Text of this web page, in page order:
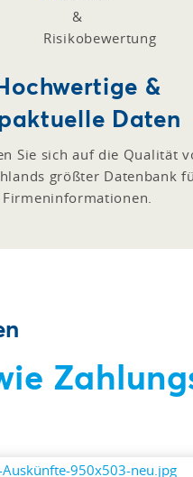
&
Daten
Sie sich auf die Qualität
größter Datenbank
Firmeninformationen.